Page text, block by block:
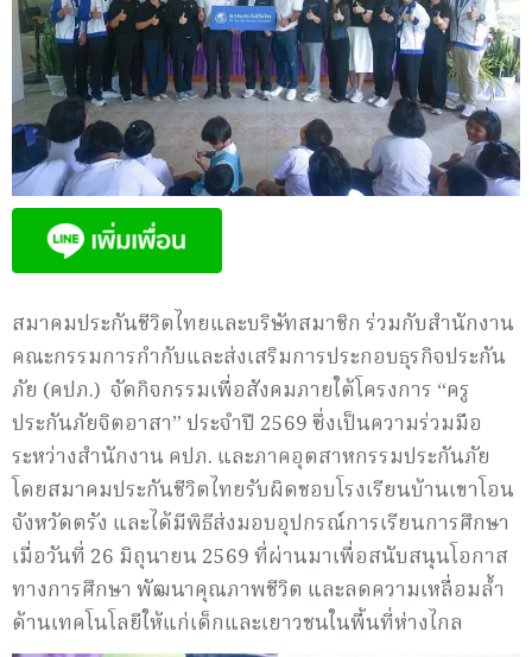
สมาคมประกันชีวิตไทยและบริษัทสมาชิก ร่วมกับสำนักงาน
คณะกรรมการกำกับและส่งเสริมการประกอบธุรกิจประกัน
ภัย (คปภ.) จัดกิจกรรมเพื่อสังคมภายใต้โครงการ “ครู
ประกันภัยจิตอาสา” ประจำปี 2569 ซึ่งเป็นความร่วมมือ
ระหว่างสำนักงาน คปภ. และภาคอุตสาหกรรมประกันภัย
โดยสมาคมประกันชีวิตไทยรับผิดชอบโรงเรียนบ้านเขาโอน
จังหวัดตรัง และได้มีพิธีส่งมอบอุปกรณ์การเรียนการศึกษา
เมื่อวันที่ 26 มิถุนายน 2569 ที่ผ่านมาเพื่อสนับสนุนโอกาส
ทางการศึกษา พัฒนาคุณภาพชีวิต และลดความเหลื่อมล้ำ
ด้านเทคโนโลยีให้แก่เด็กและเยาวชนในพื้นที่ห่างไกล